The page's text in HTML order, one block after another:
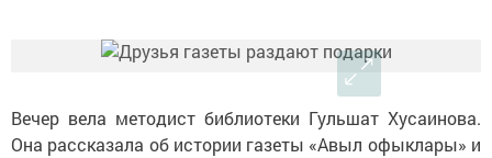
Вечер вела методист библиотеки Гульшат Хусаинова.
Она рассказала об истории газеты «Авыл офыклары» и